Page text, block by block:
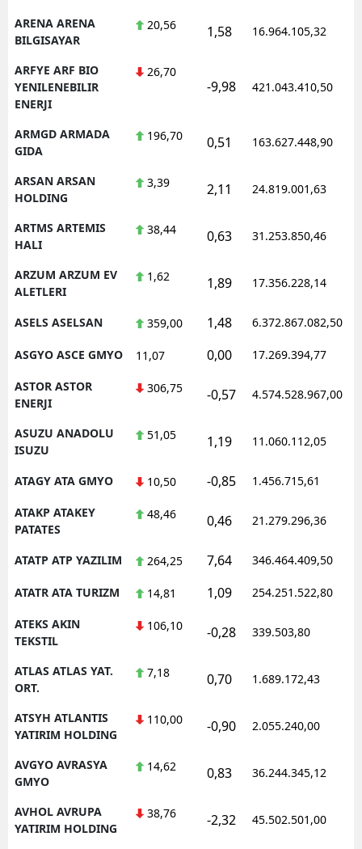
ARENA ARENA
BILGISAYAR
20,56 1,58 16.964.105,32
ARFYE ARF BIO
YENILENEBILIR
ENERJI
26,70
-9,98 421.043.410,50
ARMGD ARMADA
GIDA
196,70 0,51 163.627.448,90
ARSAN ARSAN
HOLDING
3,39 2,11 24.819.001,63
ARTMS ARTEMIS
HALI
38,44 0,63 31.253.850,46
ARZUM ARZUM EV
ALETLERI
1,62 1,89 17.356.228,14
ASELS ASELSAN 359,00 1,48 6.372.867.082,50
ASGYO ASCE GMYO 11,07 0,00 17.269.394,77
ASTOR ASTOR
ENERJI
306,75 -0,57 4.574.528.967,00
ASUZU ANADOLU
ISUZU
51,05 1,19 11.060.112,05
ATAGY ATA GMYO 10,50 -0,85 1.456.715,61
ATAKP ATAKEY
PATATES
48,46 0,46 21.279.296,36
ATATP ATP YAZILIM 264,25 7,64 346.464.409,50
ATATR ATA TURIZM 14,81 1,09 254.251.522,80
ATEKS AKIN
TEKSTIL
106,10 -0,28 339.503,80
ATLAS ATLAS YAT.
ORT.
7,18 0,70 1.689.172,43
ATSYH ATLANTIS
YATIRIM HOLDING
110,00 -0,90 2.055.240,00
AVGYO AVRASYA
GMYO
14,62 0,83 36.244.345,12
AVHOL AVRUPA
YATIRIM HOLDING
38,76 -2,32 45.502.501,00